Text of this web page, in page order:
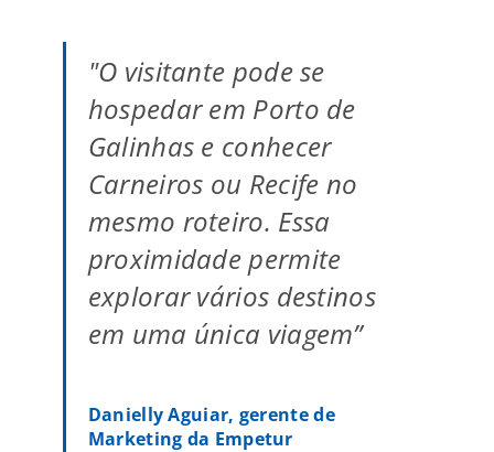
"O visitante pode se
hospedar em Porto de
Galinhas e conhecer
Carneiros ou Recife no
mesmo roteiro. Essa
proximidade permite
explorar vários destinos
em uma única viagem”
Danielly Aguiar, gerente de
Marketing da Empetur